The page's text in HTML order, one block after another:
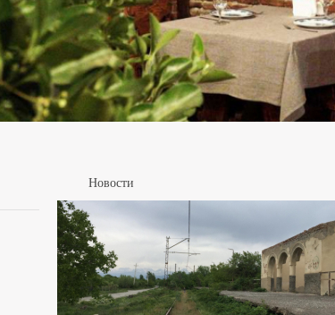
Новости